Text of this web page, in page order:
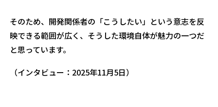
そのため、開発関係者の「こうしたい」という意志を反
映できる範囲が広く、そうした環境自体が魅力の一つだ
と思っています。
（インタビュー：2025年11月5日）